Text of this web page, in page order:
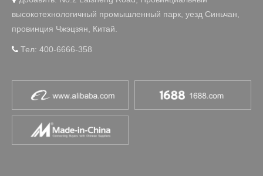
высокотехнологичный промышленный парк, уезд Синьчан,
провинция Чжэцзян, Китай.
 Тел: 400-6666-358